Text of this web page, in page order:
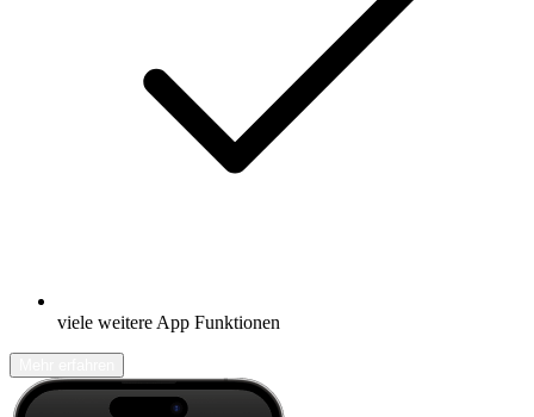
viele weitere App Funktionen